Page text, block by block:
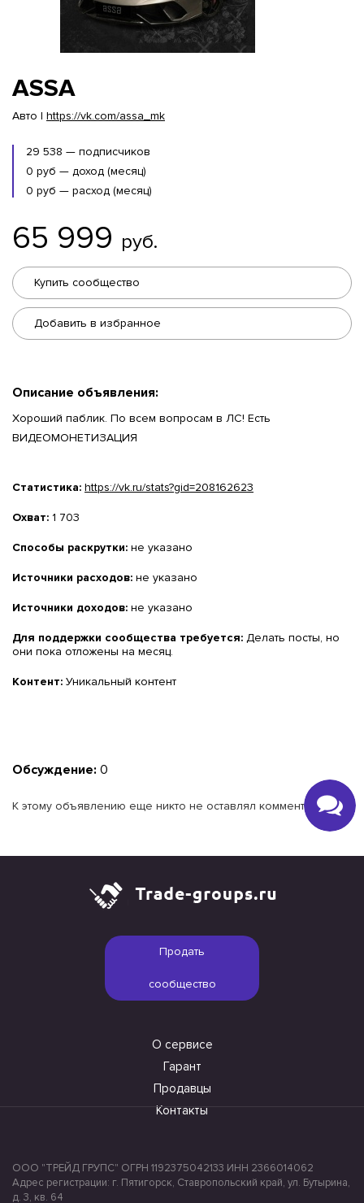
ASSA
Авто | https://vk.com/assa_mk
29 538 — подписчиков
0 руб — доход (месяц)
0 руб — расход (месяц)
65 999 руб.
Купить сообщество
Добавить в избранное
Описание объявления:
Хороший паблик. По всем вопросам в ЛС! Есть
ВИДЕОМОНЕТИЗАЦИЯ
Статистика: https://vk.ru/stats?gid=208162623
Охват: 1 703
Способы раскрутки: не указано
Источники расходов: не указано
Источники доходов: не указано
Для поддержки сообщества требуется: Делать посты, но
они пока отложены на месяц.
Контент: Уникальный контент
Обсуждение: 0
К этому объявлению еще никто не оставлял комментариев.
Продать
сообщество
О сервисе
Гарант
Продавцы
Контакты
ООО "ТРЕЙД ГРУПС" ОГРН 1192375042133 ИНН 2366014062
Адрес регистрации: г. Пятигорск, Ставропольский край, ул. Бутырина,
д. 3, кв. 64